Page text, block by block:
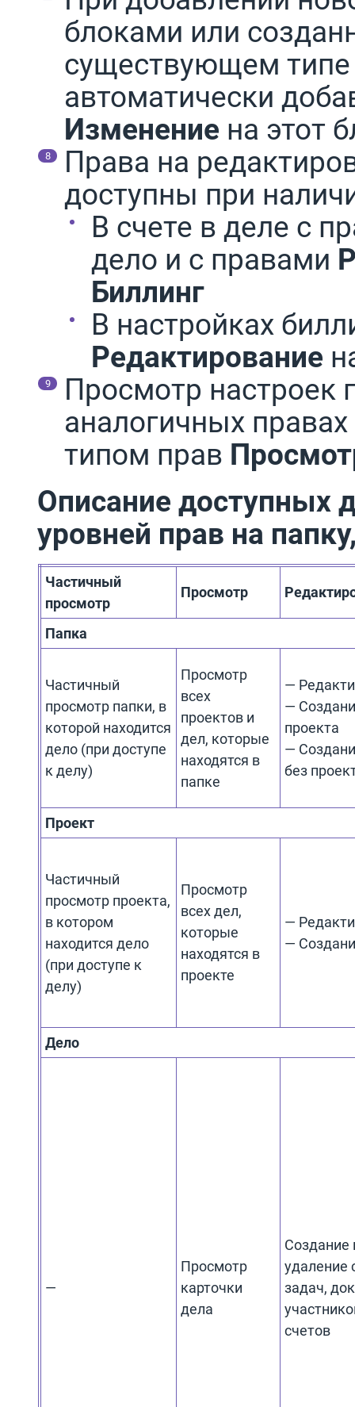
блоками или
существующем типе
автоматически
Изменение на этот
Права на
доступны при
В счете в деле с
дело и с правами
Биллинг
В настройках
Редактирование
Просмотр настроек
аналогичных
типом прав
Описание доступных
уровней прав на
Частичный
просмотр
Просмотр
Папка
Частичный
просмотр папки, в
которой находится
дело (при доступе
к делу)
Просмотр
всех
проектов и
дел, которые
находятся в
папке
—
—
проекта
—
без
Проект
Частичный
просмотр проекта,
в котором
находится дело
(при доступе к
делу)
Просмотр
всех дел,
которые
находятся в
проекте
—
—
Дело
—
Просмотр
карточки
дела
Создание
удаление
задач,
счетов